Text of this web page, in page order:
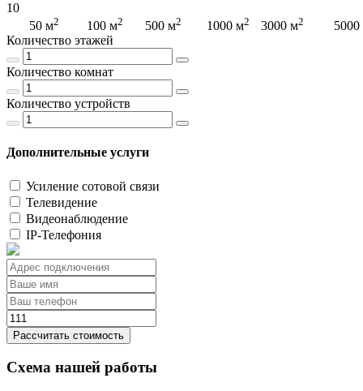
10
50 м2 100 м2 500 м2 1000 м2 3000 м2
Количество этажей
Количество комнат
Количество устройств
Дополнительные услуги
Усиление сотовой связи
Телевидение
Видеонаблюдение
IP-Телефония
Рассчитать стоимость
Схема нашей работы